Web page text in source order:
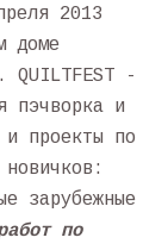
2013
доме
-
пэчворка и
проекты по
зарубежные
по